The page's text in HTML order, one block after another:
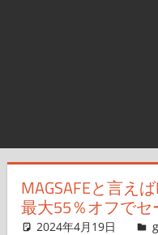
MAGSAFEと言え
最大55％オフでセ
2024年4月19日